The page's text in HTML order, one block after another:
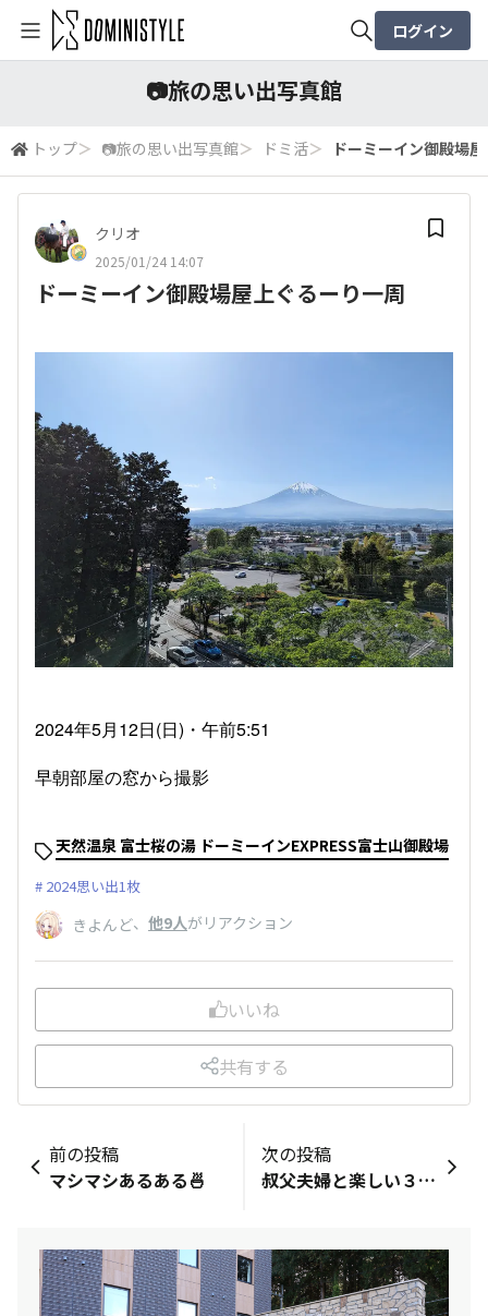
ログイン
📷️旅の思い出写真館
トップ＞ 📷️旅の思い出写真館＞ ドミ活＞ ドーミーイン御殿場
クリオ
2025/01/24 14:07
ドーミーイン御殿場屋上ぐるーり一周
2024年5月12日(日)・午前5:51
早朝部屋の窓から撮影
天然温泉 富士桜の湯 ドーミーインEXPRESS富士山御殿場
2024思い出1枚
きよんど、 他9人がリアクション
いいね
共有する
前の投稿
マシマシあるある🍜
次の投稿
叔父夫婦と楽しい３泊旅